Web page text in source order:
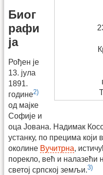
Биог
рафи
ја
Рођен је
13. јула
1891.
године2)
од мајке
Софије и
оца Јована. Надимак
устанку, по прецима који
околине Вучитрна,
порекло, већ и налазећи
светој српској земљи.3)